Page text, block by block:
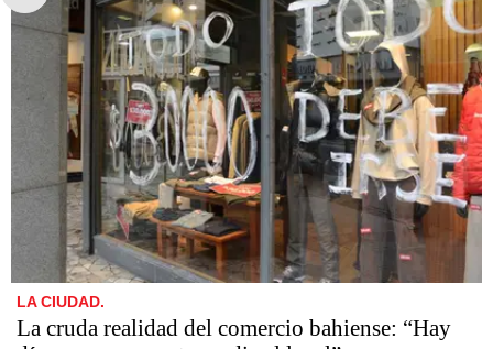
LA CIUDAD.
La cruda realidad del comercio bahiense: “Hay